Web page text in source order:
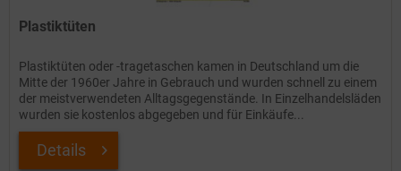
Plastiktüten
Plastiktüten oder -tragetaschen kamen in Deutschland um die
Mitte der 1960er Jahre in Gebrauch und wurden schnell zu einem
der meistverwendeten Alltagsgegenstände. In Einzelhandelsläden
wurden sie kostenlos abgegeben und für Einkäufe...
Details